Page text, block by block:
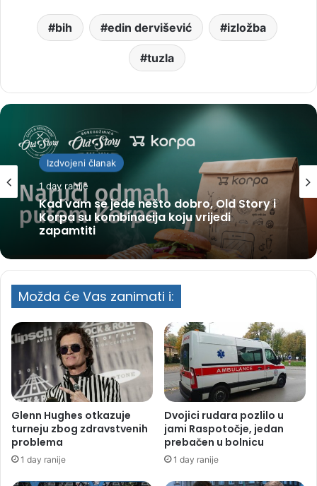
bih edin dervišević izložba
tuzla
Izdvojeni članak
1 day ranije
Kad vam se jede nešto dobro, Old Story i
Korpa su kombinacija koju vrijedi
zapamtiti
Možda će Vas zanimati i:
Glenn Hughes otkazuje
turneju zbog zdravstvenih
problema
1 day ranije
Dvojici rudara pozlilo u
jami Raspotočje, jedan
prebačen u bolnicu
1 day ranije